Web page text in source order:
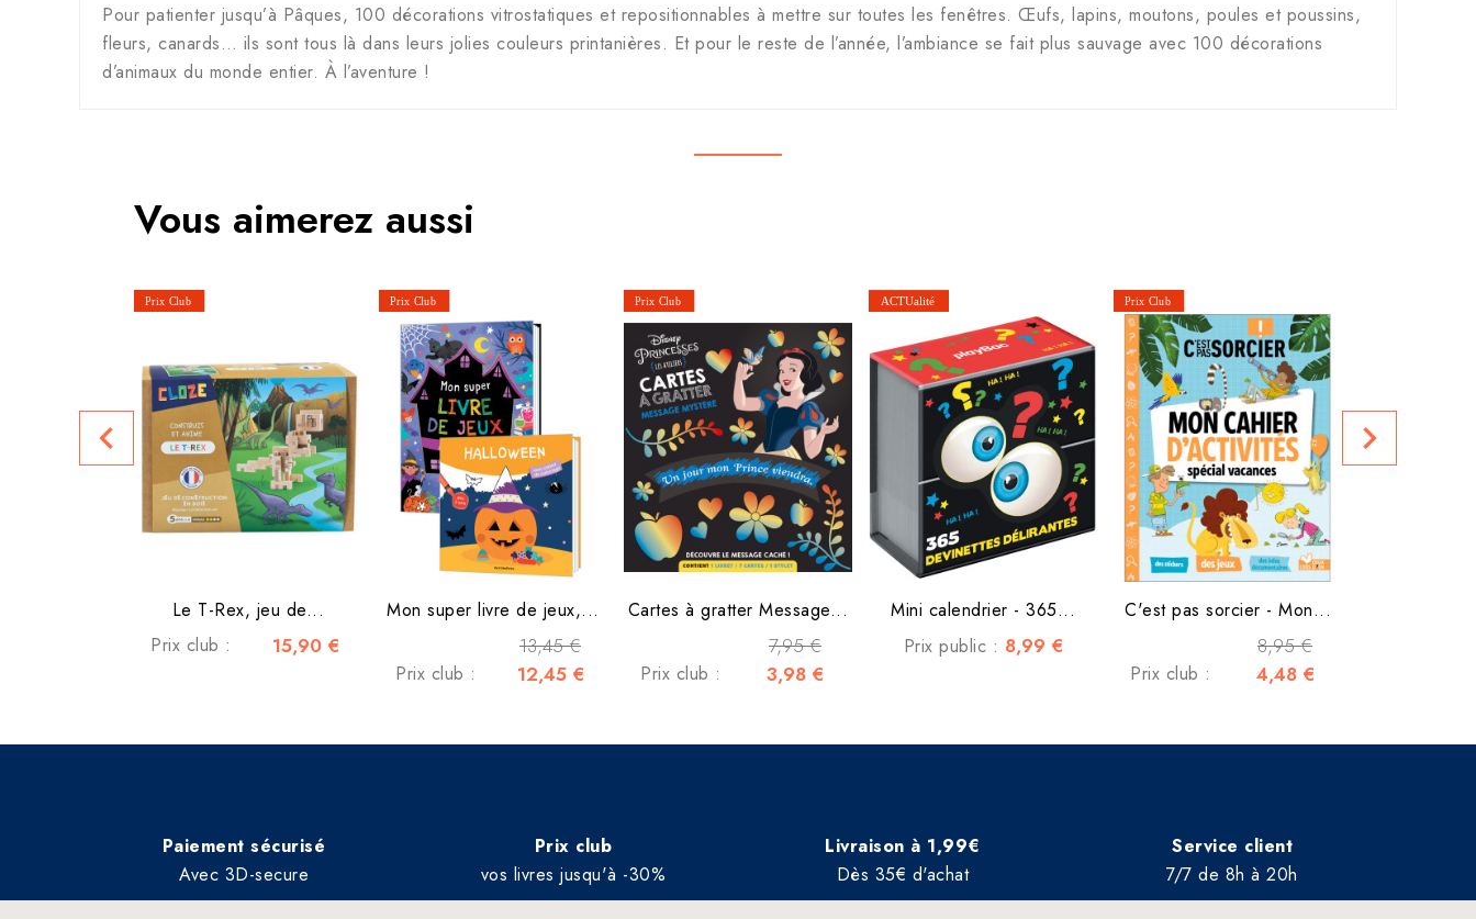
Pour patienter jusqu’à Pâques, 100 décorations vitrostatiques et repositionnables à mettre sur toutes les fenêtres. Œufs, lapins, moutons, poules et poussins,
fleurs, canards… ils sont tous là dans leurs jolies couleurs printanières. Et pour le reste de l’année, l’ambiance se fait plus sauvage avec 100 décorations
d’animaux du monde entier. À l’aventure !
Vous aimerez aussi
Le T-Rex, jeu de...
Prix club :
15,90 €
Mon super livre de jeux,...
13,45 €
Prix club : 12,45 €
Cartes à gratter Message...
7,95 €
Prix club : 3,98 €
Mini calendrier - 365...
Prix public : 8,99 €
C'est pas sorcier - Mon...
8,95 €
Prix club : 4,48 €
Prix club :
navigate_before navigate_next
Paiement sécurisé
Avec 3D-secure
Prix club
vos livres jusqu'à -30%
Livraison à 1,99€
Dès 35€ d'achat
Service client
7/7 de 8h à 20h